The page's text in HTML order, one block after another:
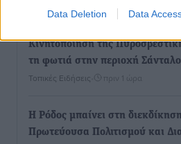
Data Deletion Data
Κινητοποίηση της
τη φωτιά στην περιοχή Σάνταλο
Τοπικές Ειδήσεις πριν 1 ώρα
Η Ρόδος μπαίνει στη
Πρωτεύουσα Πολιτισμού και